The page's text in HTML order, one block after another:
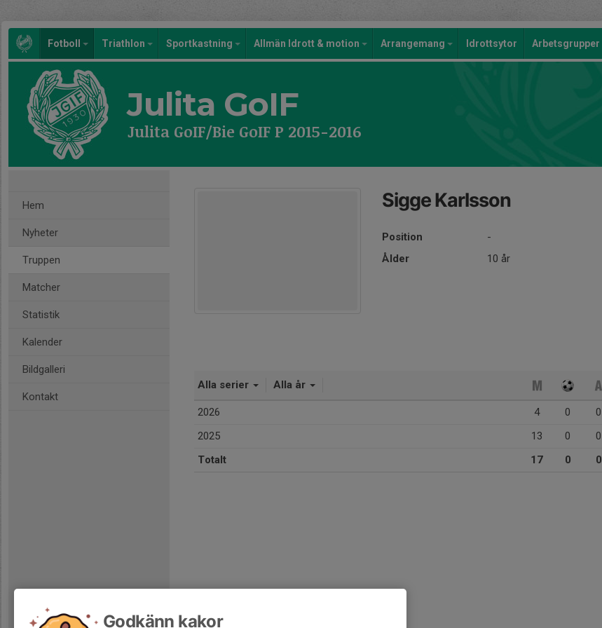
Fotboll Triathlon Sportkastning Allmän Idrott & motion Arrangemang Idrottsytor Arbetsgrupper
Julita GoIF
Julita GoIF/Bie GoIF P 2015-2016
Hem
Nyheter
Truppen
Matcher
Statistik
Kalender
Bildgalleri
Kontakt
Sigge Karlsson
Position
-
Ålder
10 år
Alla serier Alla år
2026 4 0 0
2025
13 0 0
Totalt
17 0 0
Godkänn kakor